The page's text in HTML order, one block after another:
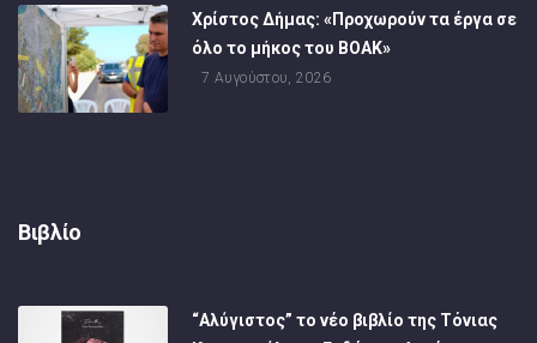
Χρίστος Δήμας: «Προχωρούν τα έργα σε
όλο το μήκος του ΒΟΑΚ»
7 Αυγούστου, 2026
Βιβλίο
“Αλύγιστος” το νέο βιβλίο της Τόνιας